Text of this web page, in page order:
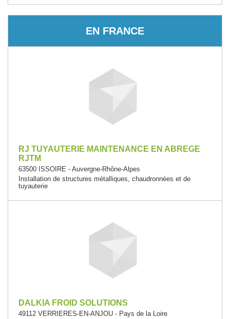
EN FRANCE
RJ TUYAUTERIE MAINTENANCE EN ABREGE
RJTM
63500 ISSOIRE - Auvergne-Rhône-Alpes
Installation de structures métalliques, chaudronnées et de
tuyauterie
DALKIA FROID SOLUTIONS
49112 VERRIERES-EN-ANJOU - Pays de la Loire